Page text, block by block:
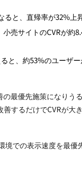
ると、直帰率が32%上
小売サイトのCVRが約
と、約53%のユーザ
最優先施策になりう
するだけでCVRが大
境での表示速度を最優